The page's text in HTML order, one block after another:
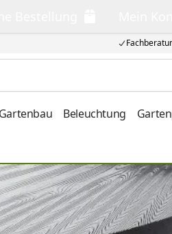
Gartenbau Beleuchtung